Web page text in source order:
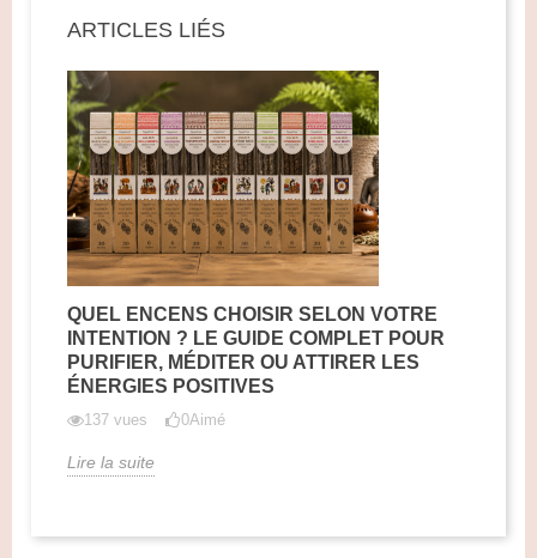
ARTICLES LIÉS
QUEL ENCENS CHOISIR SELON VOTRE
INTENTION ? LE GUIDE COMPLET POUR
PURIFIER, MÉDITER OU ATTIRER LES
ÉNERGIES POSITIVES
137 vues 0Aimé
Lire la suite